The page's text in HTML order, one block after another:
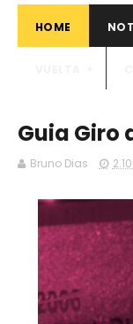
HOME
Guia Giro
Bruno Dias